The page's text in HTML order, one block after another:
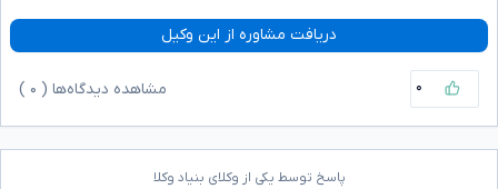
دریافت مشاوره از این وکیل
۰ مشاهده دیدگاه‌ها ( ۰
پاسخ توسط یکی از وکلای بنیاد وکلا